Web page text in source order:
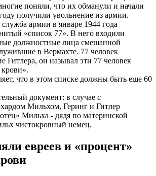
поняли, что их обманули и начали
получили увольнение из армии.
армии в январе 1944 года
«список 77». В него входили
должностные лица смешанной
в Вермахте. 77 человек
Гитлера, он называл эти 77 человек
что в этом списке должны быть еще 60
документ: в случае с
Мильхом, Геринг и Гитлер
Мильха - дядя по материнской
чистокровный немец.
евреев и «процент»